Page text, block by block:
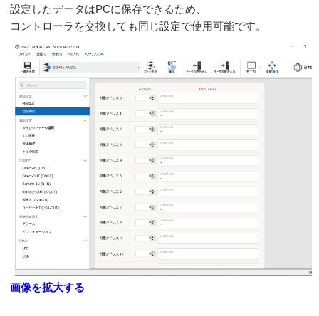
設定したデータはPCに保存できるため、
コントローラを交換しても同じ設定で使用可能です。
画像を拡大する